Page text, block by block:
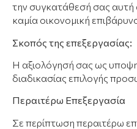
την συγκατάθεσή σας αυτή
καμία οικονομική
Σκοπός της επεξεργασίας:
Η αξιολόγησή σας ως
διαδικασίας επιλογής
Περαιτέρω Επεξεργασία
Σε περίπτωση περαιτέρω